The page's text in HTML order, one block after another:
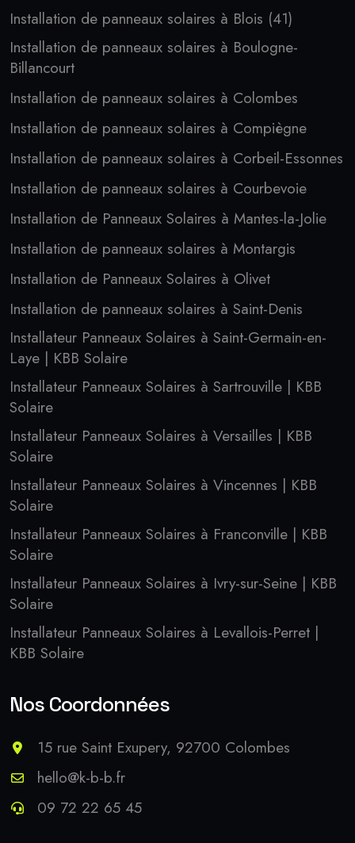
Installation de panneaux solaires à Blois (41)
Installation de panneaux solaires à Boulogne-
Billancourt
Installation de panneaux solaires à Colombes
Installation de panneaux solaires à Compiègne
Installation de panneaux solaires à Corbeil-Essonnes
Installation de panneaux solaires à Courbevoie
Installation de Panneaux Solaires à Mantes-la-Jolie
Installation de panneaux solaires à Montargis
Installation de Panneaux Solaires à Olivet
Installation de panneaux solaires à Saint-Denis
Installateur Panneaux Solaires à Saint-Germain-en-
Laye | KBB Solaire
Installateur Panneaux Solaires à Sartrouville | KBB
Solaire
Installateur Panneaux Solaires à Versailles | KBB
Solaire
Installateur Panneaux Solaires à Vincennes | KBB
Solaire
Installateur Panneaux Solaires à Franconville | KBB
Solaire
Installateur Panneaux Solaires à Ivry-sur-Seine | KBB
Solaire
Installateur Panneaux Solaires à Levallois-Perret |
KBB Solaire
Nos Coordonnées
15 rue Saint Exupery, 92700 Colombes
hello@k-b-b.fr
09 72 22 65 45